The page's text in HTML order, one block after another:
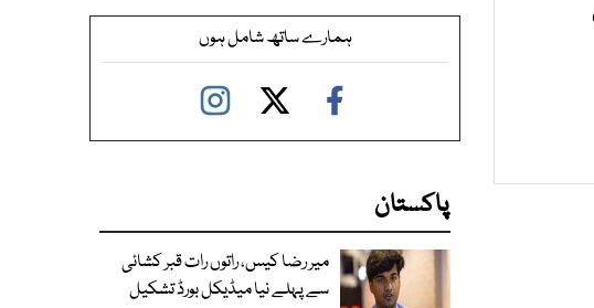
ہمارے ساتھ شامل ہوں
پاکستان
میر رضا کیس، راتوں رات قبر کشائی
سے پہلے نیا میڈیکل بورڈ تشکیل